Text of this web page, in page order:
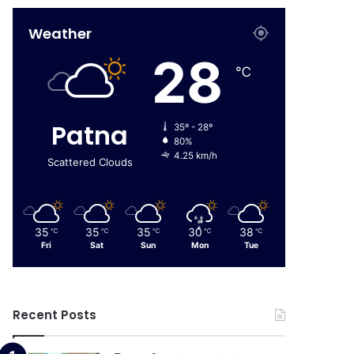
Weather
Patna
Scattered Clouds
28 ℃
35º - 28º
80%
4.25 km/h
35 ℃
Fri
35 ℃
Sat
35 ℃
Sun
30 ℃
Mon
38 ℃
Tue
Recent Posts